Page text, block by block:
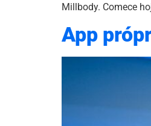
Millbody. Comece
App